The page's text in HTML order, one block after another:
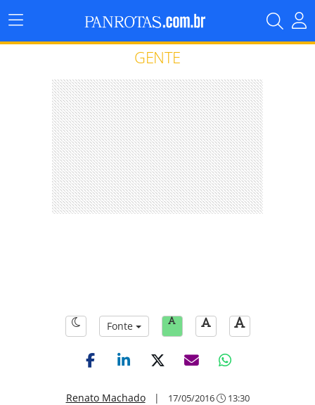
Menu
Principal
GENTE
Fonte
Renato Machado| 17/05/2016 13:30